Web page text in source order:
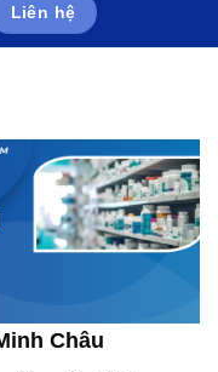
Liên hệ
Châu